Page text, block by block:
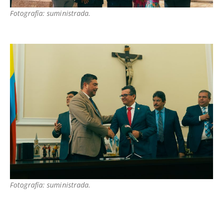
Fotografía: suministrada.
Fotografía: suministrada.